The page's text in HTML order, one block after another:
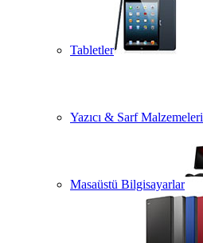
Tabletler
Yazıcı & Sarf Malzemeleri
Masaüstü Bilgisayarlar